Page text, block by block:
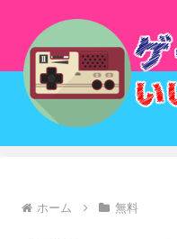
ホーム 無料